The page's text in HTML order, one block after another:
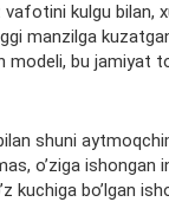
kulgu bilan,
manzilga
modeli, bu jamiyat
shuni
o’ziga ishongan
kuchiga bo’lgan